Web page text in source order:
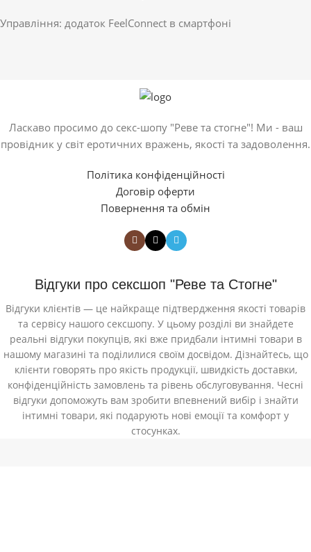
Управління: додаток FeelConnect в смартфоні
Ласкаво просимо до секс-шопу "Реве та стогне"! Ми - ваш
провідник у світ еротичних вражень, якості та задоволення.
Політика конфіденційності
Договір оферти
Повернення та обмін
Відгуки про сексшоп "Реве та Стогне"
Відгуки клієнтів — це найкраще підтвердження якості товарів
та сервісу нашого сексшопу. У цьому розділі ви знайдете
реальні відгуки покупців, які вже придбали інтимні товари в
нашому магазині та поділилися своїм досвідом. Дізнайтесь, що
клієнти говорять про якість продукції, швидкість доставки,
конфіденційність замовлень та рівень обслуговування. Чесні
відгуки допоможуть вам зробити впевнений вибір і знайти
інтимні товари, які подарують нові емоції та комфорт у
стосунках.